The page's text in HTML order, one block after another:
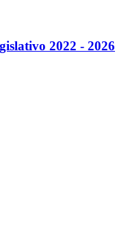
2022 - 2026